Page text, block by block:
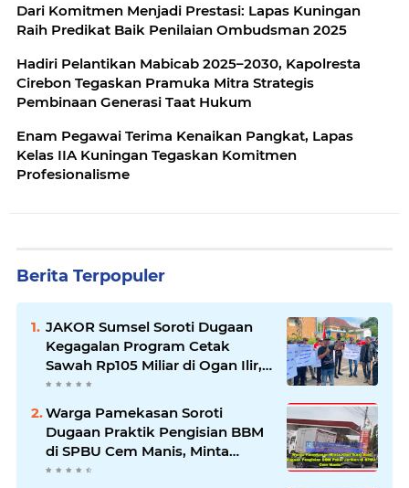
Dari Komitmen Menjadi Prestasi: Lapas Kuningan
Raih Predikat Baik Penilaian Ombudsman 2025
Hadiri Pelantikan Mabicab 2025–2030, Kapolresta
Cirebon Tegaskan Pramuka Mitra Strategis
Pembinaan Generasi Taat Hukum
Enam Pegawai Terima Kenaikan Pangkat, Lapas
Kelas IIA Kuningan Tegaskan Komitmen
Profesionalisme
Berita Terpopuler
JAKOR Sumsel Soroti Dugaan
Kegagalan Program Cetak
Sawah Rp105 Miliar di Ogan Ilir,
Desak Kadis Pertanian Mundur
Warga Pamekasan Soroti
Dugaan Praktik Pengisian BBM
di SPBU Cem Manis, Minta
Klarifikasi dan Pengawasan